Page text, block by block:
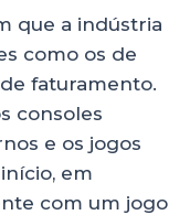
que a indústria
como os de
faturamento.
consoles
e os jogos
em
com um jogo